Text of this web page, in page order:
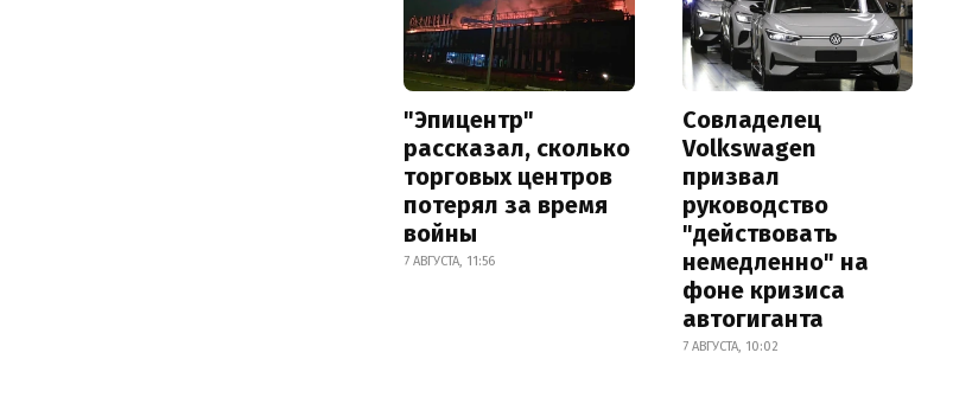
"Эпицентр"
рассказал, сколько
торговых центров
потерял за время
войны
7 АВГУСТА, 11:56
Совладелец
Volkswagen
призвал
руководство
"действовать
немедленно" на
фоне кризиса
автогиганта
7 АВГУСТА, 10:02